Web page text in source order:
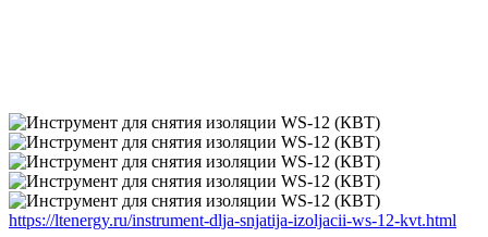
https://ltenergy.ru/instrument-dlja-snjatija-izoljacii-ws-12-kvt.html